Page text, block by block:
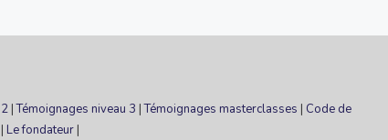
|Témoignages niveau 3 |Témoignages masterclasses | Code de
| Le fondateur|